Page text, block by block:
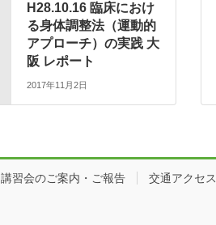
H28.10.16 臨床におけ
る身体調整法（運動的
アプローチ）の実践 大
阪 レポート
2017年11月2日
講習会のご案内・ご報告 交通アクセス